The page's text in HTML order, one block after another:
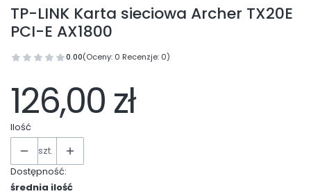
TP-LINK Karta sieciowa Archer TX20E
PCI-E AX1800
0.00(Oceny: 0 Recenzje: 0)
126,00 zł
Ilość
szt.
Dostępność:
średnia ilość